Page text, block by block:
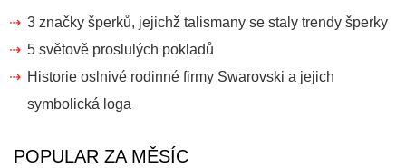
3 značky šperků, jejichž talismany se staly trendy šperky
5 světově proslulých pokladů
Historie oslnivé rodinné firmy Swarovski a jejich
symbolická loga
POPULAR ZA MĚSÍC